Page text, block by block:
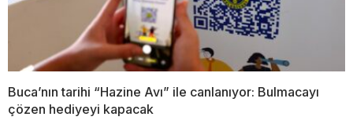
Buca’nın tarihi “Hazine Avı” ile canlanıyor: Bulmacayı
çözen hediyeyi kapacak